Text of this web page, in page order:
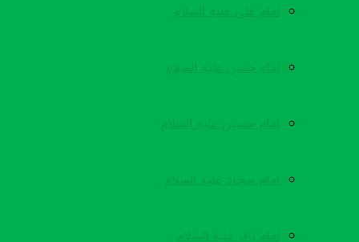
امام علی علیه السلام
امام حسن علیه السلام
امام حسین علیه السلام
امام سجاد علیه السلام
امام باقر علیه السلام